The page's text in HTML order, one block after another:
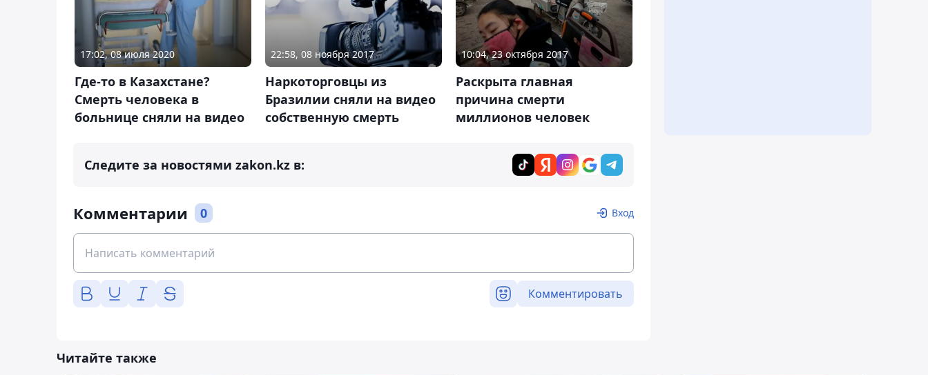
17:02, 08 июля 2020
Где-то в Казахстане?
Смерть человека в
больнице сняли на видео
22:58, 08 ноября 2017
Наркоторговцы из
Бразилии сняли на видео
собственную смерть
10:04, 23 октября 2017
Раскрыта главная
причина смерти
миллионов человек
Следите за новостями zakon.kz в:
Комментарии 0 Вход
Комментировать
Читайте также